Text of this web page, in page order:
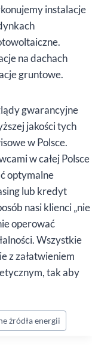
instalacje
na dachach
gruntowe.
gwarancyjne
jakości tych
w Polsce.
w całej Polsce
optymalne
lub kredyt
nasi klienci „nie
operować
Wszystkie
z załatwieniem
tak aby
żródła energii